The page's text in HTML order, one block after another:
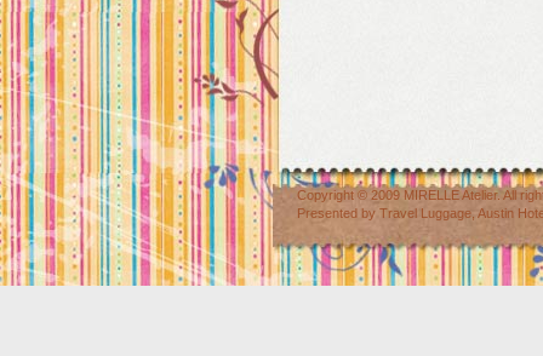
Copyright © 2009 MIRELLE Atelier. All
Presented by Travel Luggage Austin